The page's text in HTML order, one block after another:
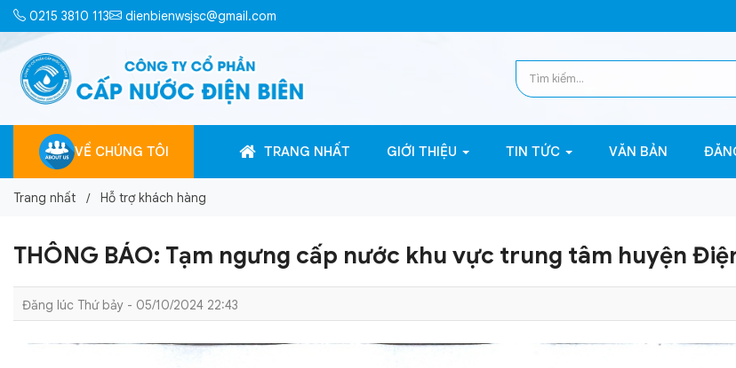
0215 3810 113 dienbienwsjsc@gmail.com
VỀ CHÚNG TÔI TRANG NHẤT GIỚI THIỆU TIN TỨC VĂN BẢN
Trang nhất Hỗ trợ khách hàng
THÔNG BÁO: Tạm ngưng cấp nước khu vực trung tâm huyện
Đăng lúc Thứ bảy - 05/10/2024 22:43